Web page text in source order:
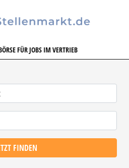
FÜR JOBS IM VERTRIEB
FINDEN